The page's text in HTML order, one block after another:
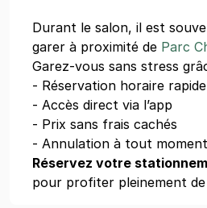
Durant le salon, il est
garer à proximité de Parc
Garez-vous sans stress
- Réservation horaire rapide
- Accès direct via l’app
- Prix sans frais cachés
- Annulation à tout moment
Réservez votre
pour profiter pleinement